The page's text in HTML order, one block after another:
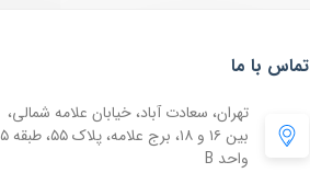
تماس با ما
تهران، سعادت آباد، خیابان علامه شمالی،
بین ۱۶ و ۱۸، برج علامه، پلاک ۵۵، طبقه ۵
واحد B